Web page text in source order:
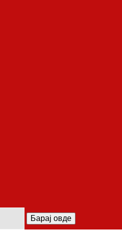
Барај овде